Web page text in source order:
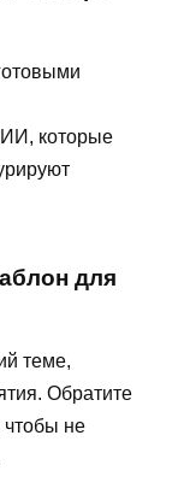
которые
для
теме,
Обратите
не